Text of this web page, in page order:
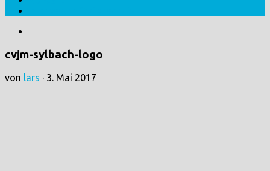
cvjm-sylbach-logo
von lars · 3. Mai 2017